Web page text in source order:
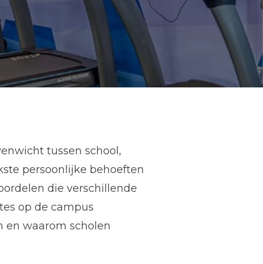
tussen school,
persoonlijke behoeften
die verschillende
op de campus
en waarom scholen